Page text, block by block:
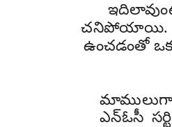
చనిపోయాయి.
ఉంచడంతో
మాములుగా
ఎన్ఓసీ